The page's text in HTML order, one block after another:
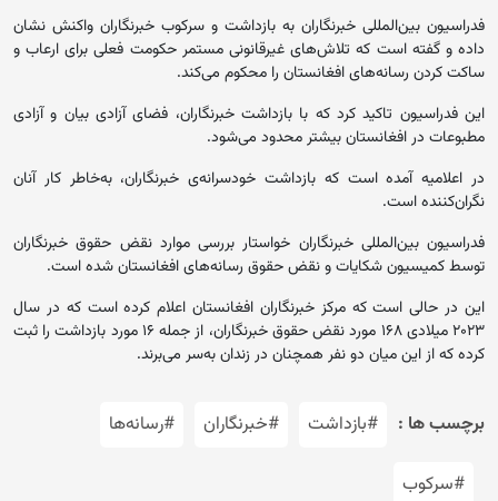
فدراسیون بین‌المللی خبرنگاران به بازداشت و سرکوب خبرنگاران واکنش نشان
داده و گفته است که تلاش‌های غیرقانونی مستمر حکومت فعلی برای ارعاب و
ساکت‌ کردن رسانه‌های افغانستان را محکوم می‌کند.
این فدراسیون تاکید کرد که با بازداشت خبرنگاران، فضای آزادی بیان و آزادی
مطبوعات در افغانستان بیشتر محدود می‌شود.
در اعلامیه آمده است که بازداشت خودسرانه‌ی خبرنگاران، به‌خاطر کار آنان
نگران‌کننده است.
فدراسیون بین‌المللی خبرنگاران خواستار بررسی موارد نقض حقوق خبرنگاران
توسط کمیسیون شکایات و نقض حقوق رسانه‌های افغانستان شده است.
این در حالی است که مرکز خبرنگاران افغانستان اعلام کرده است که در سال
۲۰۲۳ میلادی ۱۶۸ مورد نقض حقوق خبرنگاران، از جمله ۱۶ مورد بازداشت را ثبت
کرده که از این میان دو نفر همچنان در زندان به‌سر می‌برند.
برچسب ها : #بازداشت #خبرنگاران #رسانه‌ها
#سرکوب